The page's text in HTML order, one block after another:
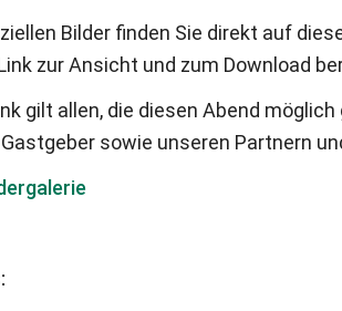
Bilder finden Sie direkt auf
zur Ansicht und zum Download
gilt allen, die diesen Abend
sowie unseren Partnern